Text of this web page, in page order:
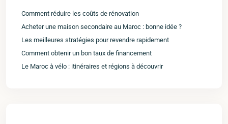
Comment réduire les coûts de rénovation
Acheter une maison secondaire au Maroc : bonne idée ?
Les meilleures stratégies pour revendre rapidement
Comment obtenir un bon taux de financement
Le Maroc à vélo : itinéraires et régions à découvrir